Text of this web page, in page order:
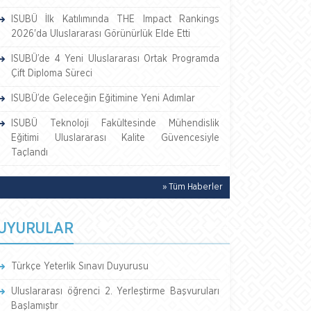
ISUBÜ İlk Katılımında THE Impact Rankings
2026'da Uluslararası Görünürlük Elde Etti
ISUBÜ’de 4 Yeni Uluslararası Ortak Programda
Çift Diploma Süreci
ISUBÜ’de Geleceğin Eğitimine Yeni Adımlar
ISUBÜ Teknoloji Fakültesinde Mühendislik
Eğitimi Uluslararası Kalite Güvencesiyle
Taçlandı
» Tüm Haberler
Türkçe Yeterlik Sınavı Duyurusu
Uluslararası öğrenci 2. Yerleştirme Başvuruları
Başlamıştır